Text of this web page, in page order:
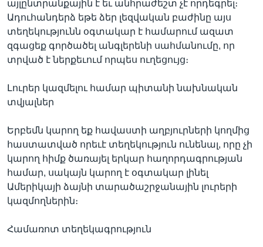
այլընտրանքային է եւ անհրաժեշտ չէ որդեգրել։
Ադուհանդերձ եթե ձեր լեզվական բաժինը այս
տեղեկությունն օգտակար է համարում ազատ
զգացեք գործածել անգլերենի սահմանումը, որ
տրված է ներքեւում որպես ուղեցույց։
Լուրեր կազմելու համար պիտանի նախնական
տվյալներ
Երբեմն կարող եք հավաստի աղբյուրների կողմից
հաստատված որեւէ տեղեկություն ունենալ, որը չի
կարող հիմք ծառայել երկար հաղորդագրության
համար, սակայն կարող է օգտակար լինել
Ամերիկայի ձայնի տարածաշրջանային լուրերի
կազմողներին։
Համառոտ տեղեկագրություն